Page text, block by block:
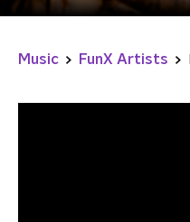
Music FunX Artists